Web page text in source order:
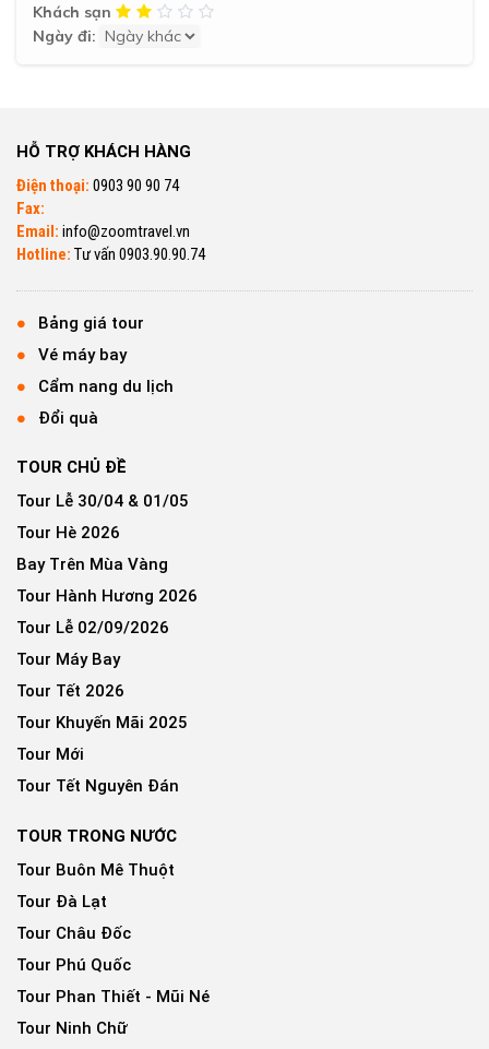
Khách sạn
Ngày đi:
HỖ TRỢ KHÁCH HÀNG
Điện thoại: 0903 90 90 74
Fax:
Email: info@zoomtravel.vn
Hotline: Tư vấn 0903.90.90.74
Bảng giá tour
Vé máy bay
Cẩm nang du lịch
Đổi quà
TOUR CHỦ ĐỀ
Tour Lễ 30/04 & 01/05
Tour Hè 2026
Bay Trên Mùa Vàng
Tour Hành Hương 2026
Tour Lễ 02/09/2026
Tour Máy Bay
Tour Tết 2026
Tour Khuyến Mãi 2025
Tour Mới
Tour Tết Nguyên Đán
TOUR TRONG NƯỚC
Tour Buôn Mê Thuột
Tour Đà Lạt
Tour Châu Đốc
Tour Phú Quốc
Tour Phan Thiết - Mũi Né
Tour Ninh Chữ